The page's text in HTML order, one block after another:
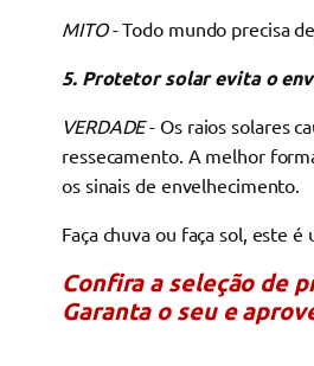
MITO- Todo mundo precisa
5. Protetor solar evita o
VERDADE- Os raios solares
ressecamento. A melhor
os sinais de envelhecimento.
Faça chuva ou faça sol, este
Confira a seleção de
Garanta o seu e